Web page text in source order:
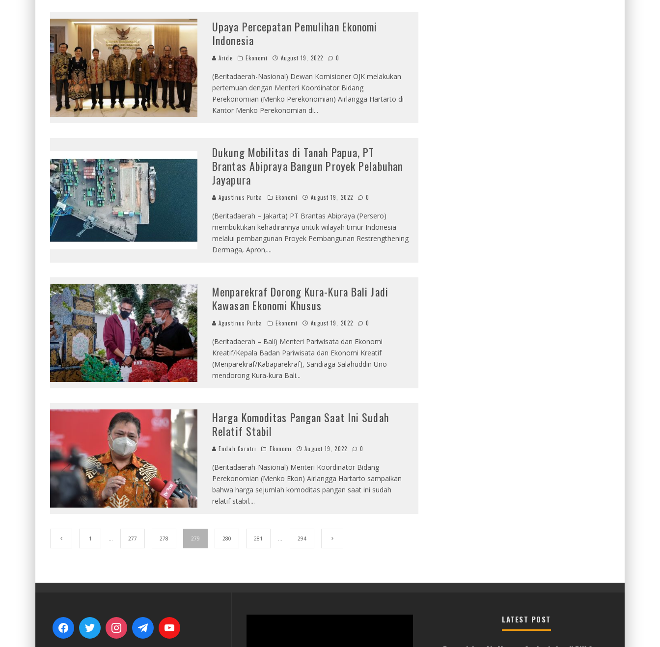
Upaya Percepatan Pemulihan Ekonomi
Indonesia
Aride Ekonomi August 19, 2022 0
(Beritadaerah-Nasional) Dewan Komisioner OJK melakukan
pertemuan dengan Menteri Koordinator Bidang
Perekonomian (Menko Perekonomian) Airlangga Hartarto di
Kantor Menko Perekonomian di...
Dukung Mobilitas di Tanah Papua, PT
Brantas Abipraya Bangun Proyek Pelabuhan
Jayapura
Agustinus Purba Ekonomi August 19, 2022 0
(Beritadaerah – Jakarta) PT Brantas Abipraya (Persero)
membuktikan kehadirannya untuk wilayah timur Indonesia
melalui pembangunan Proyek Pembangunan Restrengthening
Dermaga, Apron,...
Menparekraf Dorong Kura-Kura Bali Jadi
Kawasan Ekonomi Khusus
Agustinus Purba Ekonomi August 19, 2022 0
(Beritadaerah – Bali) Menteri Pariwisata dan Ekonomi
Kreatif/Kepala Badan Pariwisata dan Ekonomi Kreatif
(Menparekraf/Kabaparekraf), Sandiaga Salahuddin Uno
mendorong Kura-kura Bali...
Harga Komoditas Pangan Saat Ini Sudah
Relatif Stabil
Endah Caratri Ekonomi August 19, 2022 0
(Beritadaerah-Nasional) Menteri Koordinator Bidang
Perekonomian (Menko Ekon) Airlangga Hartarto sampaikan
bahwa harga sejumlah komoditas pangan saat ini sudah
relatif stabil....
1 … 277 278 279 280 281 … 294
LATEST POST